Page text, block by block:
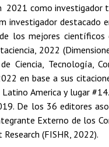
2021 como investigador
investigador
los mejores
2022
Ciencia, Tecnología,
en base a sus
America y lugar
De los 36 editores
Externo de los
(FISHR, 2022).